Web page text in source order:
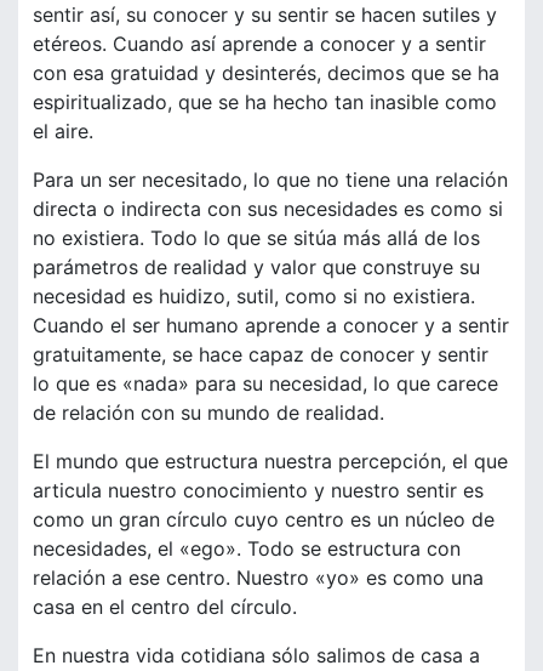
sentir así, su conocer y su sentir se hacen sutiles y
etéreos. Cuando así aprende a conocer y a sentir
con esa gratuidad y desinterés, decimos que se ha
espiritualizado, que se ha hecho tan inasible como
el aire.
Para un ser necesitado, lo que no tiene una relación
directa o indirecta con sus necesidades es como si
no existiera. Todo lo que se sitúa más allá de los
parámetros de realidad y valor que construye su
necesidad es huidizo, sutil, como si no existiera.
Cuando el ser humano aprende a conocer y a sentir
gratuitamente, se hace capaz de conocer y sentir
lo que es «nada» para su necesidad, lo que carece
de relación con su mundo de realidad.
El mundo que estructura nuestra percepción, el que
articula nuestro conocimiento y nuestro sentir es
como un gran círculo cuyo centro es un núcleo de
necesidades, el «ego». Todo se estructura con
relación a ese centro. Nuestro «yo» es como una
casa en el centro del círculo.
En nuestra vida cotidiana sólo salimos de casa a